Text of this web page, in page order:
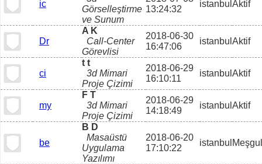
ic
Görselleştirme
ve Sunum
13:24:32
istanbul Aktif
Dr
A K
Call-Center
Görevlisi
2018-06-30
16:47:06
istanbul Aktif
ci
t t
3d Mimari
Proje Çizimi
2018-06-29
16:10:11
istanbul Aktif
my
F T
3d Mimari
Proje Çizimi
2018-06-29
14:18:49
istanbul Aktif
be
B D
Masaüstü
Uygulama
Yazılımı
2018-06-20
17:10:22
istanbul Meşgul